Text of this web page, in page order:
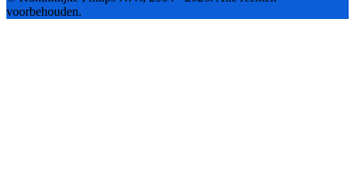
voorbehouden.